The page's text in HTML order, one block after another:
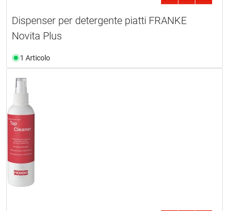
Dispenser per detergente piatti FRANKE
Novita Plus
1 Articolo